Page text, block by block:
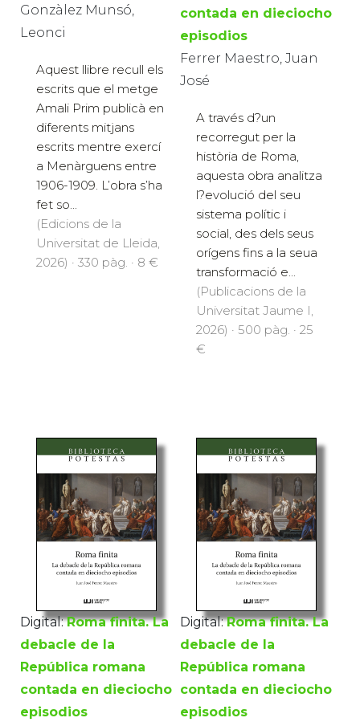
Gonzàlez Munsó,
Leonci
Aquest llibre recull els
escrits que el metge
Amali Prim publicà en
diferents mitjans
escrits mentre exercí
a Menàrguens entre
1906-1909. L’obra s’ha
fet so...
(Edicions de la
Universitat de Lleida,
2026) · 330 pàg. · 8 €
contada en dieciocho
episodios
Ferrer Maestro, Juan
José
A través d?un
recorregut per la
història de Roma,
aquesta obra analitza
l?evolució del seu
sistema polític i
social, des dels seus
orígens fins a la seua
transformació e...
(Publicacions de la
Universitat Jaume I,
2026) · 500 pàg. · 25
€
Digital: Roma finita. La
debacle de la
República romana
contada en dieciocho
episodios
Digital: Roma finita. La
debacle de la
República romana
contada en dieciocho
episodios